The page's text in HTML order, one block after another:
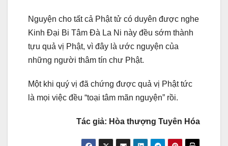
Nguyện cho tất cả Phật tử có duyên được nghe
Kinh Đại Bi Tâm Đà La Ni này đều sớm thành
tựu quả vị Phật, vì đây là ước nguyện của
những người thâm tín chư Phật.
Một khi quý vị đã chứng được quả vị Phật tức
là mọi việc đều “toại tâm mãn nguyện” rồi.
Tác giả: Hòa thượng Tuyên Hóa